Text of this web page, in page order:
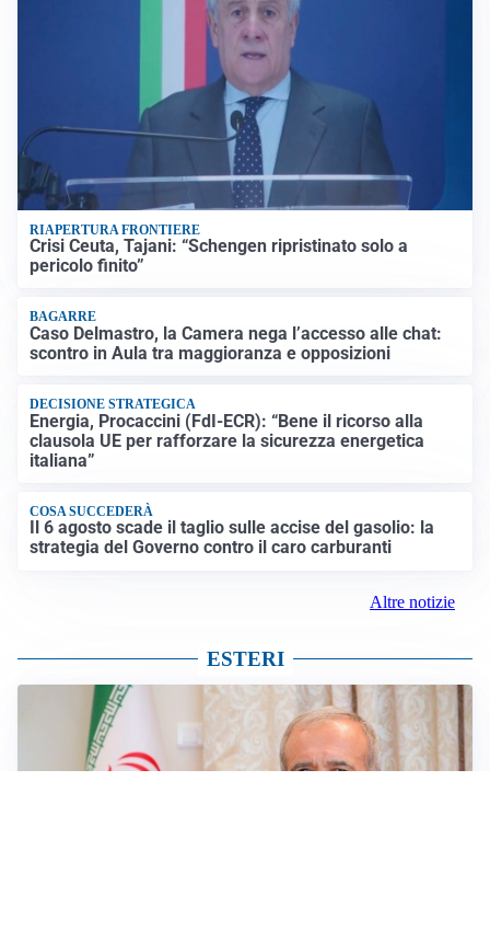
RIAPERTURA FRONTIERE
Crisi Ceuta, Tajani: “Schengen ripristinato solo a
pericolo finito”
BAGARRE
Caso Delmastro, la Camera nega l’accesso alle chat:
scontro in Aula tra maggioranza e opposizioni
DECISIONE STRATEGICA
Energia, Procaccini (FdI-ECR): “Bene il ricorso alla
clausola UE per rafforzare la sicurezza energetica
italiana”
COSA SUCCEDERÀ
Il 6 agosto scade il taglio sulle accise del gasolio: la
strategia del Governo contro il caro carburanti
Altre notizie
ESTERI